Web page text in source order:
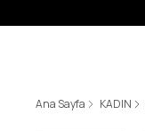
Ana Sayfa KADIN